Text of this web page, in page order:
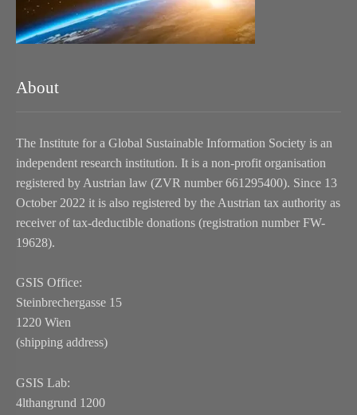
About
The Institute for a Global Sustainable Information Society is an
independent research institution. It is a non-profit organisation
registered by Austrian law (ZVR number 661295400). Since 13
October 2022 it is also registered by the Austrian tax authority as
receiver of tax-deductible donations (registration number FW-
19628).
GSIS Office:
Steinbrechergasse 15
1220 Wien
(shipping address)
GSIS Lab:
4lthangrund 1200